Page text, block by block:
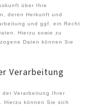
über Ihre
deren Herkunft und
und ggf. ein Recht
Hierzu sowie zu
Daten können Sie
Verarbeitung
Verarbeitung Ihrer
Hierzu können Sie sich